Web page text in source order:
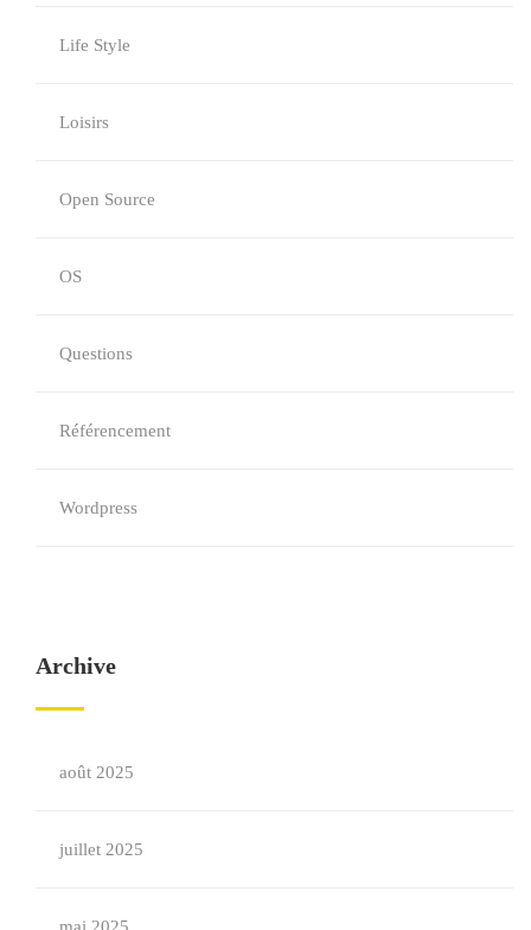
Life Style
Loisirs
Open Source
OS
Questions
Référencement
Wordpress
Archive
août 2025
juillet 2025